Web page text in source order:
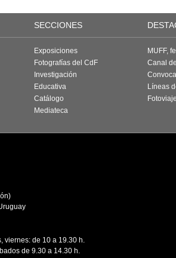
SECCIONES
Exposiciones
Fotografías del CdF
Investigación
Educativa
Catálogo
Mediateca
MUFF,
Canal
Líneas
viernes: de 10 a 19.30 h.
de 9.30 a 14.30 h.